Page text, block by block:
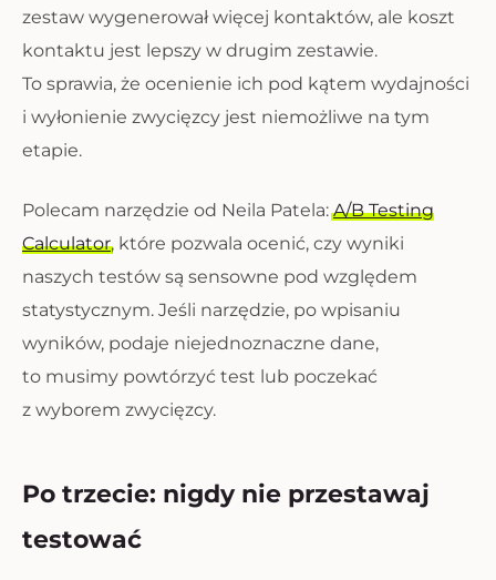
zestaw wygenerował więcej kontaktów, ale koszt
kontaktu jest lepszy w drugim zestawie.
To sprawia, że ocenienie ich pod kątem wydajności
i wyłonienie zwycięzcy jest niemożliwe na tym
etapie.
Polecam narzędzie od Neila Patela:A/B Testing
Calculator, które pozwala ocenić, czy wyniki
naszych testów są sensowne pod względem
statystycznym. Jeśli narzędzie, po wpisaniu
wyników, podaje niejednoznaczne dane,
to musimy powtórzyć test lub poczekać
z wyborem zwycięzcy.
Po trzecie: nigdy nie przestawaj
testować